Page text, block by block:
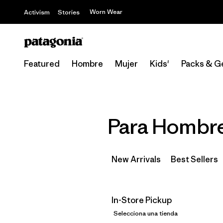
Activism Stories Worn Wear
Featured Hombre Mujer Kids' Packs &
Para
New Arrivals Best Sellers
In-Store Pickup
Selecciona una tienda